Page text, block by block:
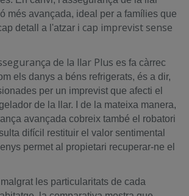
més avançada, ideal per a famílies que
detall a l'atzar i cap imprevist sense
de la llar Plus es fa càrrec
els danys a béns refrigerats, és a dir,
per un imprevist que afecti el
de la llar. I de la mateixa manera,
avançada cobreix també el robatori
difícil restituir el valor sentimental
permet al propietari recuperar-ne el
les particularitats de cada